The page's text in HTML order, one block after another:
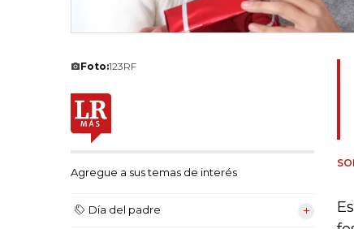
Foto:123RF
Agregue a sus temas de interés
Día del padre